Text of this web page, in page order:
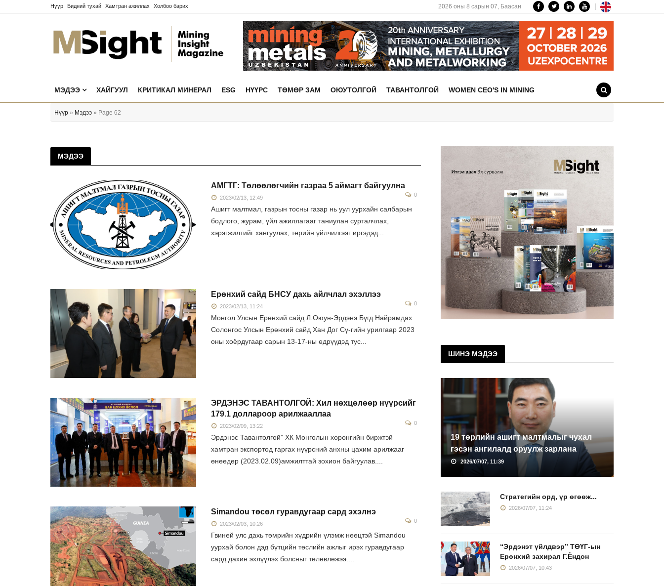
Нүүр Бидний тухай Хамтран ажиллах Холбоо барих 2026 оны 8 сарын 07, Баасан |
МЭДЭЭ ХАЙГУУЛ КРИТИКАЛ МИНЕРАЛ ESG НҮҮРС ТӨМӨР ЗАМ ОЮУТОЛГОЙ ТАВАНТОЛГОЙ WOMEN CEO'S IN MINING
Нүүр » Мэдээ » Page 62
МЭДЭЭ
АМГТГ: Төлөөлөгчийн газраа 5 аймагт байгуулна
2023/02/13, 12:49 0
Ашигт малтмал, газрын тосны газар нь уул уурхайн салбарын
бодлого, журам, үйл ажиллагааг таниулан сурталчлах,
хэрэгжилтийг хангуулах, төрийн үйлчилгээг иргэдэд...
Ерөнхий сайд БНСУ дахь айлчлал эхэллээ
2023/02/13, 11:24 0
Монгол Улсын Ерөнхий сайд Л.Оюун-Эрдэнэ Бүгд Найрамдах
Солонгос Улсын Ерөнхий сайд Хан Дог Сү-гийн урилгаар 2023
оны хоёрдугаар сарын 13-17-ны өдрүүдэд тус...
ЭРДЭНЭС ТАВАНТОЛГОЙ: Хил нөхцөлөөр нүүрсийг
179.1 доллароор арилжааллаа
2023/02/09, 13:22 0
Эрдэнэс Тавантолгой” ХК Монголын хөрөнгийн биржтэй
хамтран экспортод гаргах нүүрсний анхны цахим арилжааг
өнөөдөр (2023.02.09)амжилттай зохион байгуулав....
Simandou төсөл гуравдугаар сард эхэлнэ
2023/02/03, 10:26 0
Гвиней улс дахь төмрийн хүдрийн үлэмж нөөцтэй Simandou
уурхай болон дэд бүтцийн төслийн ажлыг ирэх гуравдугаар
сард дахин эхлүүлэх болсныг төлөвлөжээ....
ШИНЭ МЭДЭЭ
19 төрлийн ашигт малтмалыг чухал
гэсэн ангилалд оруулж зарлана
2026/07/07, 11:39
Стратегийн орд, үр өгөөж...
2026/07/07, 11:24
“Эрдэнэт үйлдвэр” ТӨҮГ-ын
Ерөнхий захирал Г.Ёндон
2026/07/07, 10:43